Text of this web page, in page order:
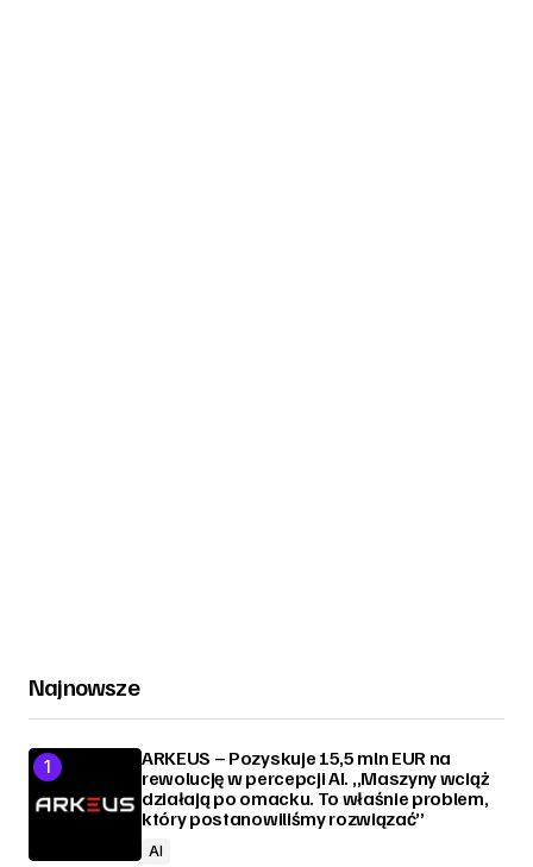
Najnowsze
ARKEUS – Pozyskuje 15,5 mln EUR na
rewolucję w percepcji AI. „Maszyny wciąż
działają po omacku. To właśnie problem,
który postanowiliśmy rozwiązać”
AI